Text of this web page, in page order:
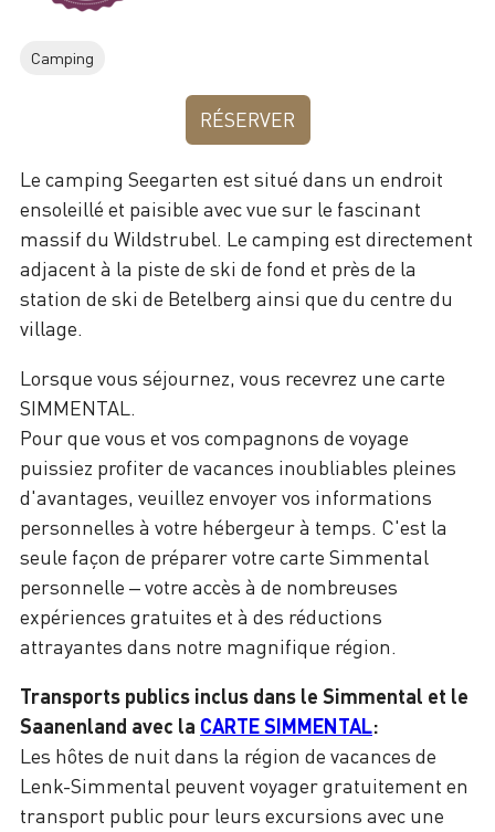
Camping
RÉSERVER
Le camping Seegarten est situé dans un endroit
ensoleillé et paisible avec vue sur le fascinant
massif du Wildstrubel. Le camping est directement
adjacent à la piste de ski de fond et près de la
station de ski de Betelberg ainsi que du centre du
village.
Lorsque vous séjournez, vous recevrez une carte
SIMMENTAL.
Pour que vous et vos compagnons de voyage
puissiez profiter de vacances inoubliables pleines
d'avantages, veuillez envoyer vos informations
personnelles à votre hébergeur à temps. C'est la
seule façon de préparer votre carte Simmental
personnelle – votre accès à de nombreuses
expériences gratuites et à des réductions
attrayantes dans notre magnifique région.
Transports publics inclus dans le Simmental et le
Saanenland avec la CARTE SIMMENTAL:
Les hôtes de nuit dans la région de vacances de
Lenk-Simmental peuvent voyager gratuitement en
transport public pour leurs excursions avec une